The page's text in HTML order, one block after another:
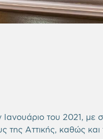
Ιανουάριο του 2021, με
της Αττικής, καθώς